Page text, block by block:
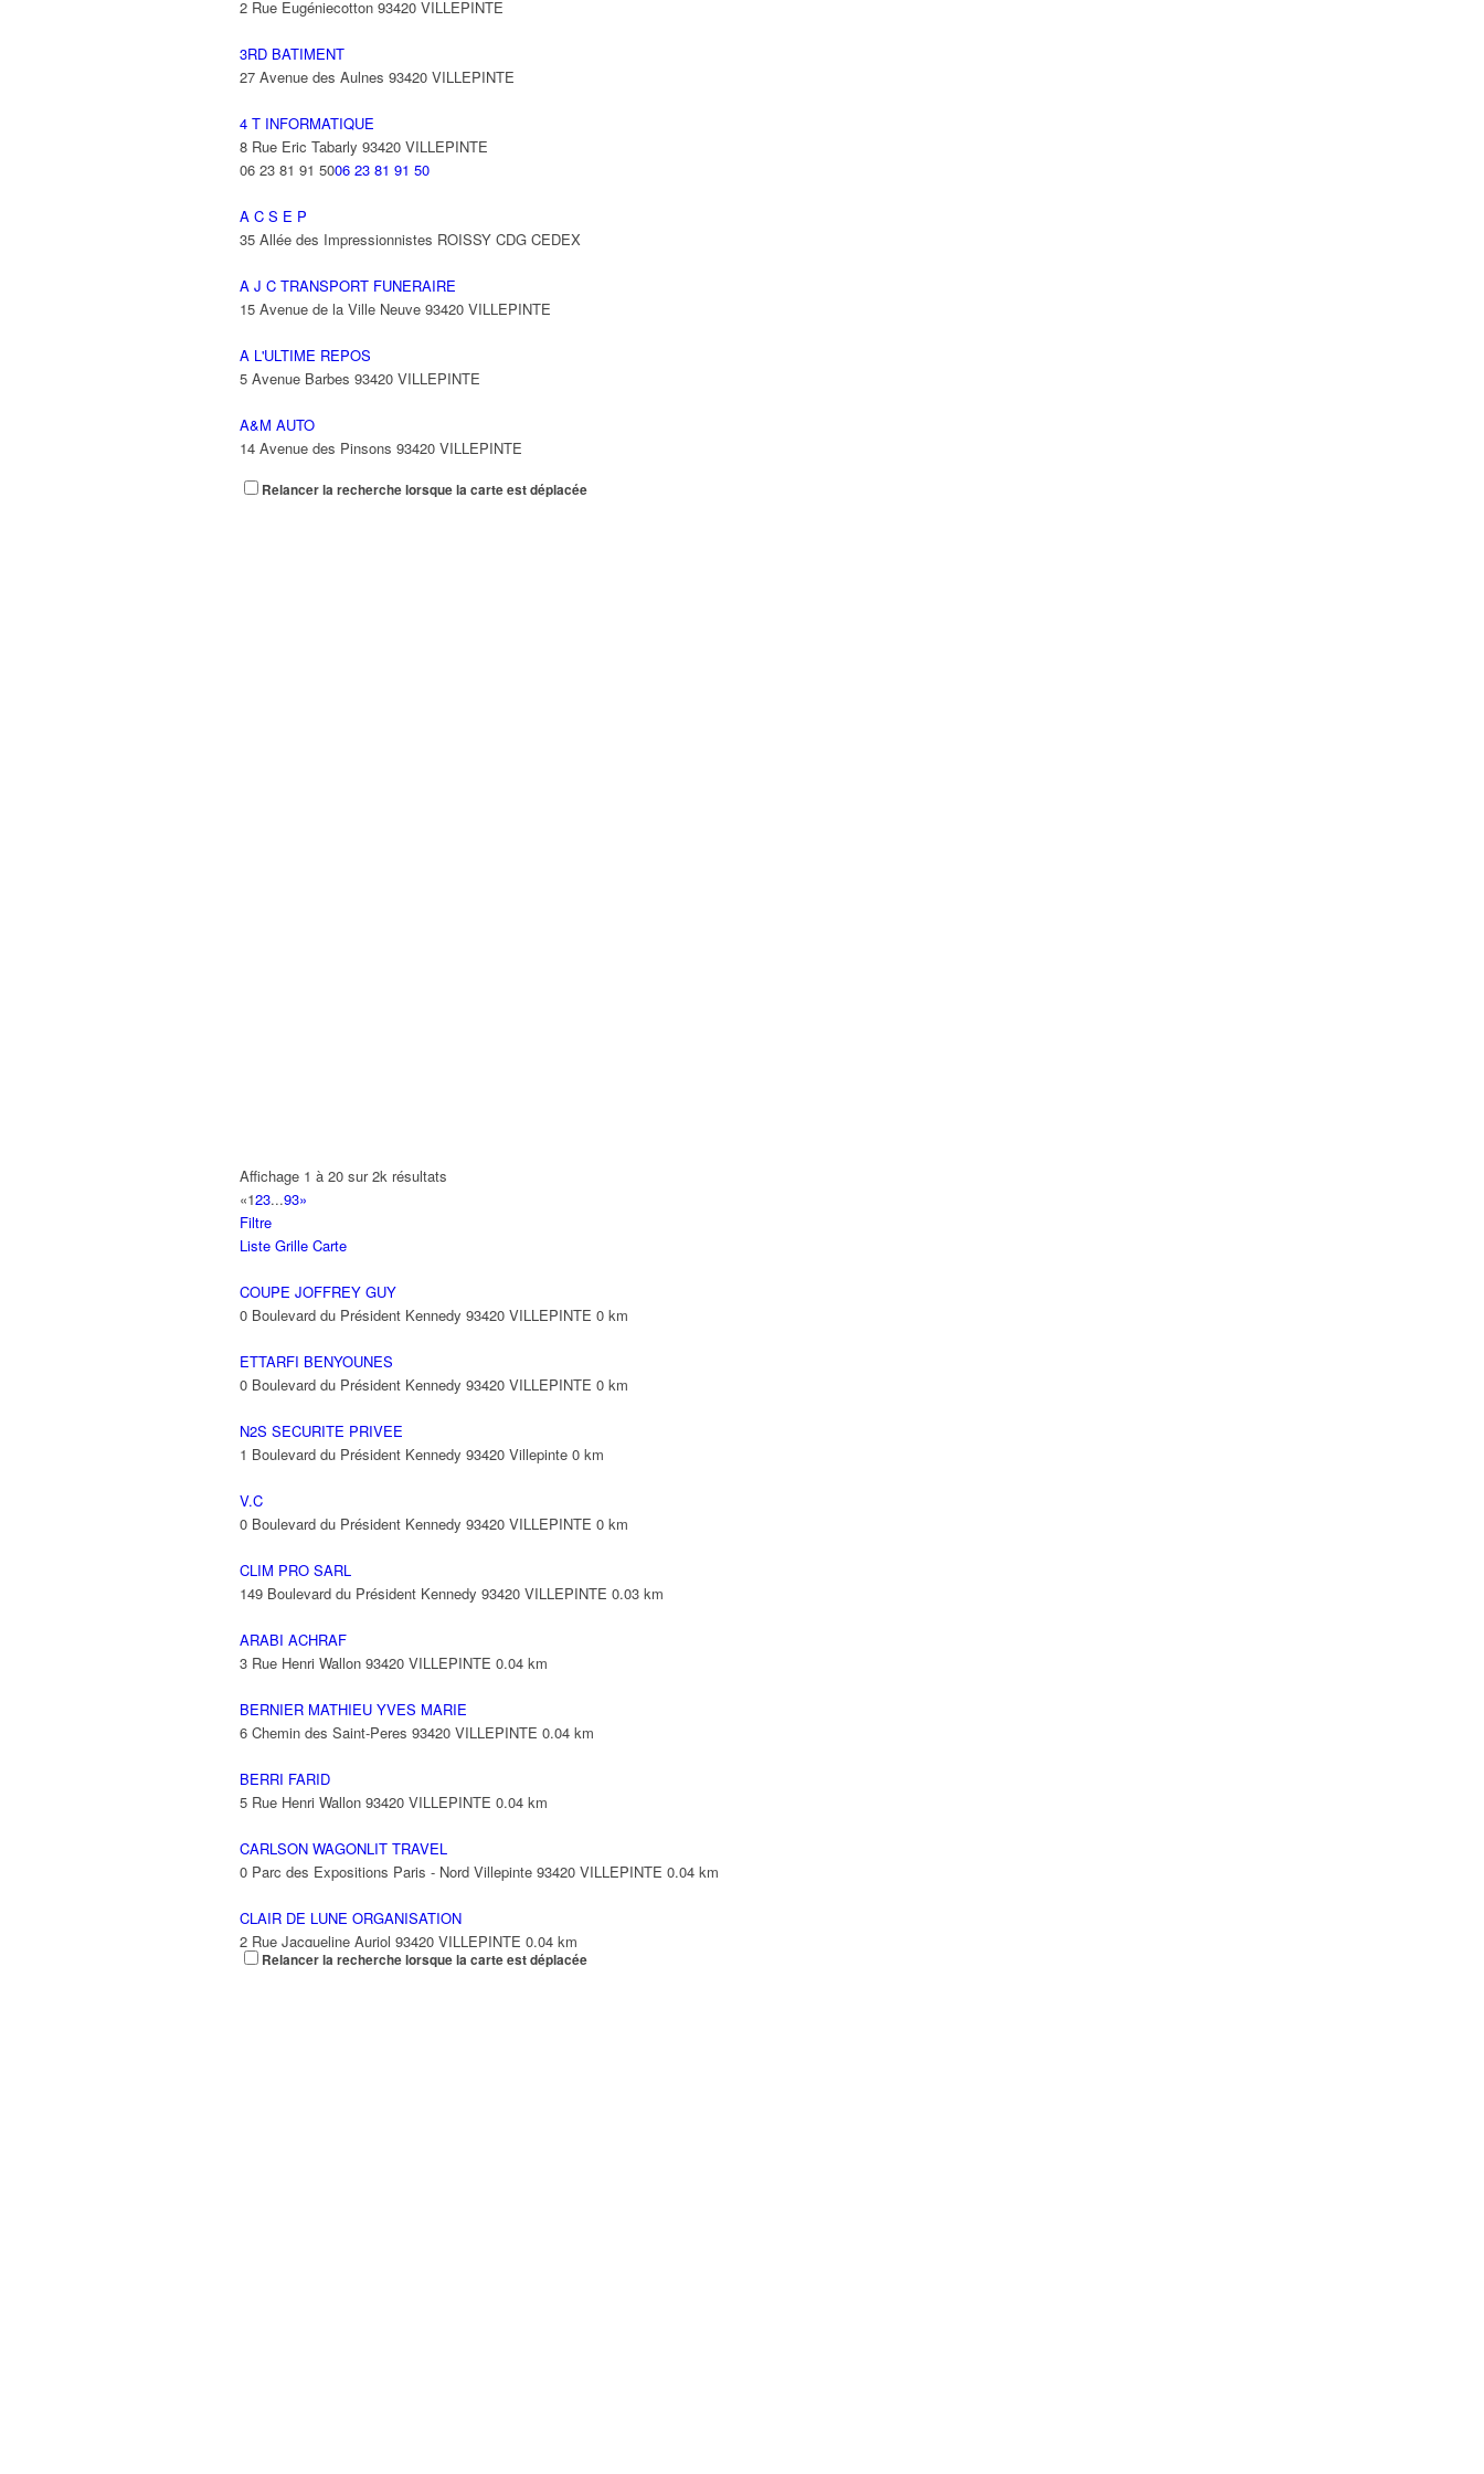
2 Rue Eugéniecotton 93420 VILLEPINTE
3RD BATIMENT
27 Avenue des Aulnes 93420 VILLEPINTE
4 T INFORMATIQUE
8 Rue Eric Tabarly 93420 VILLEPINTE
06 23 81 91 5006 23 81 91 50
A C S E P
35 Allée des Impressionnistes ROISSY CDG CEDEX
A J C TRANSPORT FUNERAIRE
15 Avenue de la Ville Neuve 93420 VILLEPINTE
A L'ULTIME REPOS
5 Avenue Barbes 93420 VILLEPINTE
A&M AUTO
14 Avenue des Pinsons 93420 VILLEPINTE
A&N EXPORTS LTD
ABBAOUI TOUFIK
10 Allée Georges Gershwin 93420 VILLEPINTE
ABBES SARAH
Relancer la recherche lorsque la carte est déplacée
Affichage 1 à 20 sur 2k résultats
«123...93»
Filtre
Liste Grille Carte
COUPE JOFFREY GUY
0 Boulevard du Président Kennedy 93420 VILLEPINTE 0 km
ETTARFI BENYOUNES
0 Boulevard du Président Kennedy 93420 VILLEPINTE 0 km
N2S SECURITE PRIVEE
1 Boulevard du Président Kennedy 93420 Villepinte 0 km
V.C
0 Boulevard du Président Kennedy 93420 VILLEPINTE 0 km
CLIM PRO SARL
149 Boulevard du Président Kennedy 93420 VILLEPINTE 0.03 km
ARABI ACHRAF
3 Rue Henri Wallon 93420 VILLEPINTE 0.04 km
BERNIER MATHIEU YVES MARIE
6 Chemin des Saint-Peres 93420 VILLEPINTE 0.04 km
BERRI FARID
5 Rue Henri Wallon 93420 VILLEPINTE 0.04 km
CARLSON WAGONLIT TRAVEL
0 Parc des Expositions Paris - Nord Villepinte 93420 VILLEPINTE 0.04 km
CLAIR DE LUNE ORGANISATION
2 Rue Jacqueline Auriol 93420 VILLEPINTE 0.04 km
06 62 64 54 43 06 62 64 54 43
Relancer la recherche lorsque la carte est déplacée